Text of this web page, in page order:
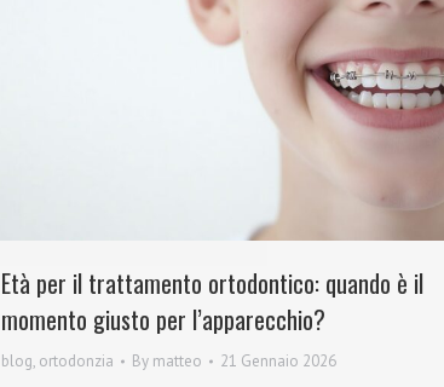
Età per il trattamento ortodontico: quando è il
momento giusto per l’apparecchio?
blog, ortodonzia By matteo 21 Gennaio 2026